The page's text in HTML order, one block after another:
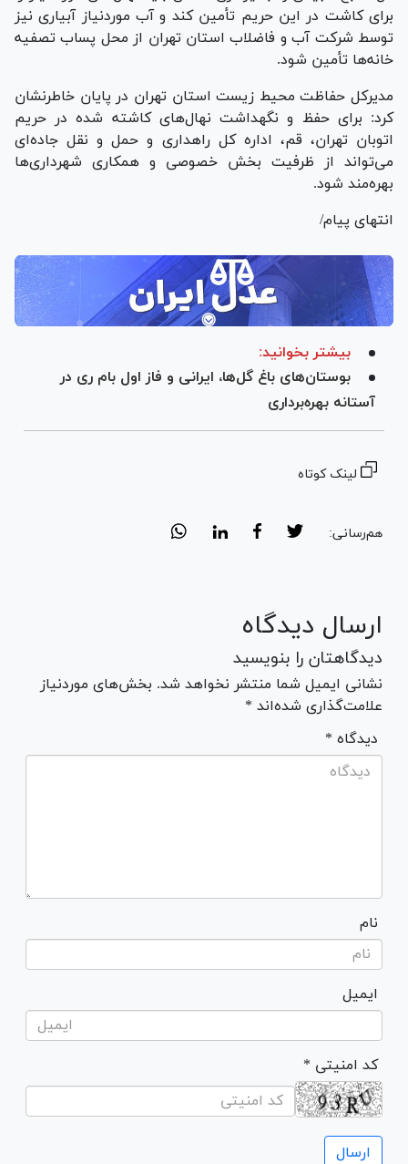
برای کاشت در این حریم تأمین کند و آب موردنیاز آبیاری نیز
توسط شرکت آب و فاضلاب استان تهران از محل پساب تصفیه
خانه‌ها تأمین شود.
مدیرکل حفاظت محیط زیست استان تهران در پایان خاطرنشان
کرد: برای حفظ و نگهداشت نهال‌های کاشته شده در حریم
اتوبان تهران، قم، اداره کل راهداری و حمل و نقل جاده‌ای
می‌تواند از ظرفیت بخش خصوصی و همکاری شهرداری‌ها
بهره‌مند شود.
انتهای پیام/
بیشتر بخوانید:
بوستان‌های باغ گل‌ها، ایرانی و فاز اول بام ری در
آستانه بهره‌برداری
لینک کوتاه
هم‌رسانی:
ارسال دیدگاه
دیدگاهتان را بنویسید
نشانی ایمیل شما منتشر نخواهد شد. بخش‌های موردنیاز
علامت‌گذاری شده‌اند *
* دیدگاه
نام
ایمیل
* کد امنیتی